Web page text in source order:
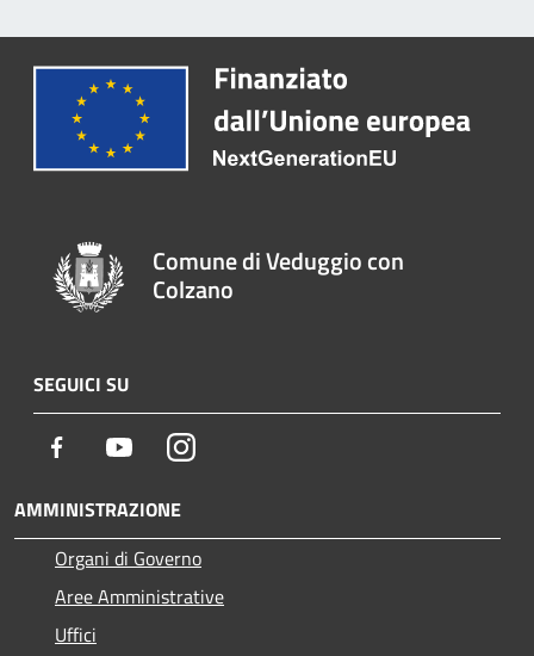
Comune di Veduggio con
Colzano
SEGUICI SU
Facebook YoutubeInstagram
AMMINISTRAZIONE
Organi di Governo
Aree Amministrative
Uffici